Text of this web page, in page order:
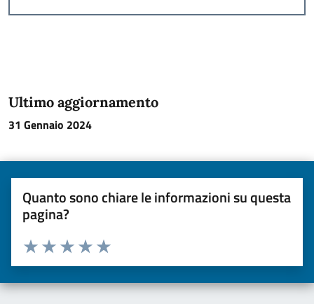
Ultimo aggiornamento
31 Gennaio 2024
Quanto sono chiare le informazioni su questa
pagina?
Valuta da 1 a 5 stelle la pagina
Valuta 5 stelle su 5
Valuta 4 stelle su 5
Valuta 3 stelle su 5
Valuta 2 stelle su 5
Valuta una stella su 5